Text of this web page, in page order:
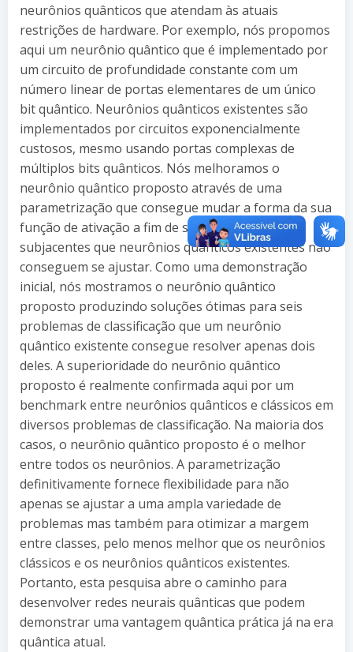
neurônios quânticos que atendam às atuais
restrições de hardware. Por exemplo, nós propomos
aqui um neurônio quântico que é implementado por
um circuito de profundidade constante com um
número linear de portas elementares de um único
bit quântico. Neurônios quânticos existentes são
implementados por circuitos exponencialmente
custosos, mesmo usando portas complexas de
múltiplos bits quânticos. Nós melhoramos o
neurônio quântico proposto através de uma
parametrização que consegue mudar a forma da sua
função de ativação a fim de se ajustar a padrões
subjacentes que neurônios quânticos existentes não
conseguem se ajustar. Como uma demonstração
inicial, nós mostramos o neurônio quântico
proposto produzindo soluções ótimas para seis
problemas de classificação que um neurônio
quântico existente consegue resolver apenas dois
deles. A superioridade do neurônio quântico
proposto é realmente confirmada aqui por um
benchmark entre neurônios quânticos e clássicos em
diversos problemas de classificação. Na maioria dos
casos, o neurônio quântico proposto é o melhor
entre todos os neurônios. A parametrização
definitivamente fornece flexibilidade para não
apenas se ajustar a uma ampla variedade de
problemas mas também para otimizar a margem
entre classes, pelo menos melhor que os neurônios
clássicos e os neurônios quânticos existentes.
Portanto, esta pesquisa abre o caminho para
desenvolver redes neurais quânticas que podem
demonstrar uma vantagem quântica prática já na era
quântica atual.